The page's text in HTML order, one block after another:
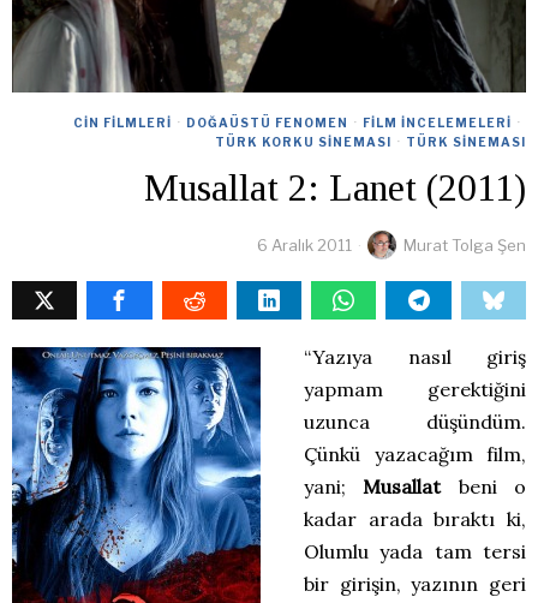
CIN FILMLERI · DOĞAÜSTÜ FENOMEN · FILM İNCELEMELERI ·
TÜRK KORKU SINEMASI
· TÜRK SINEMASI
Musallat 2: Lanet (2011)
6 Aralık 2011 Murat Tolga Şen
“Yazıya nasıl giriş
yapmam gerektiğini
uzunca düşündüm.
Çünkü yazacağım film,
yani;Musallatbeni o
kadar arada bıraktı ki,
Olumlu yada tam tersi
bir girişin, yazının geri